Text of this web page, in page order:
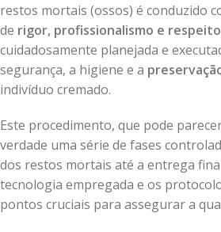
restos mortais (ossos) é conduzido
de rigor, profissionalismo e respeito
cuidadosamente planejada e
segurança, a higiene e a
indivíduo cremado.
Este procedimento, que pode
verdade uma série de fases
dos restos mortais até a entrega
tecnologia empregada e os
pontos cruciais para assegurar a